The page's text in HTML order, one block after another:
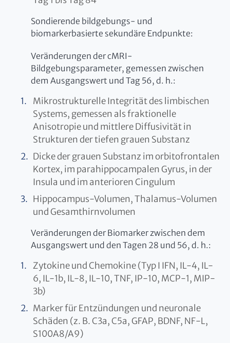
Sondierende bildgebungs- und
biomarkerbasierte sekundäre Endpunkte:
Veränderungen der cMRI-
Bildgebungsparameter, gemessen zwischen
dem Ausgangswert und Tag 56, d. h.:
Mikrostrukturelle Integrität des limbischen
Systems, gemessen als fraktionelle
Anisotropie und mittlere Diffusivität in
Strukturen der tiefen grauen Substanz
Dicke der grauen Substanz im orbitofrontalen
Kortex, im parahippocampalen Gyrus, in der
Insula und im anterioren Cingulum
Hippocampus-Volumen, Thalamus-Volumen
und Gesamthirnvolumen
Veränderungen der Biomarker zwischen dem
Ausgangswert und den Tagen 28 und 56, d. h.:
Zytokine und Chemokine (Typ I IFN, IL-4, IL-
6, IL-1b, IL-8, IL-10, TNF, IP-10, MCP-1, MIP-
3b)
Marker für Entzündungen und neuronale
Schäden (z. B. C3a, C5a, GFAP, BDNF, NF-L,
S100A8/A9)